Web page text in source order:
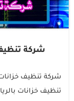
شركة تنظيف
شركة تنظيف
تنظيف خزانات